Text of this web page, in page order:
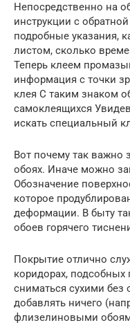
Непосредственно на
инструкции с
подробные указания,
листом, сколько
Теперь клеем
информация с точки
клея С таким знаком
самоклеящихся
искать специальный
Вот почему так важно
обоях. Иначе можно
Обозначение
которое
деформации. В быту
обоев горячего
Покрытие отлично
коридорах,
сниматься сухими без
добавлять ничего
флизелиновыми